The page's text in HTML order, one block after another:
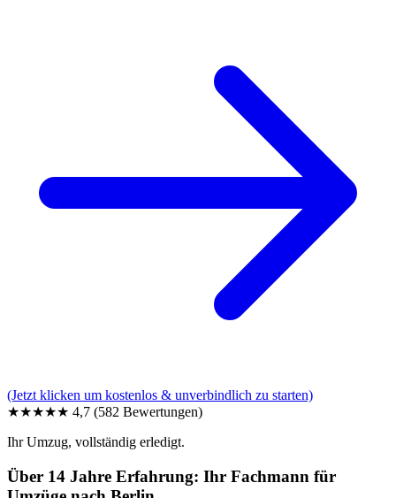
(Jetzt klicken um kostenlos & unverbindlich zu starten)
★★★★★ 4,7 (582 Bewertungen)
Ihr Umzug, vollständig erledigt.
Über 14 Jahre Erfahrung: Ihr Fachmann für